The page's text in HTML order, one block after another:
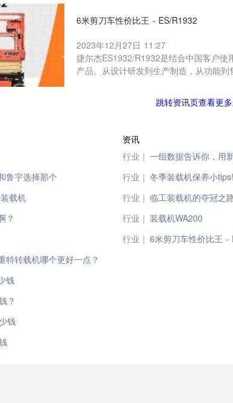
6米剪刀车性价比王 - ES/R1932
2023年12月27日 11:27
捷尔杰ES1932/R1932是结合中国客户
产品。从设计研发到生产制造，从功能
跳转资讯页查看更
鲁宇选择那个
载机
？
特转载机哪个更好一点？
钱
？
钱
资讯
行业｜
行业｜ 冬季装载机保养小tips!
行业｜ 临工装载机的夺冠之
行业｜ 装载机WA200
行业｜ 6米剪刀车性价比王 -